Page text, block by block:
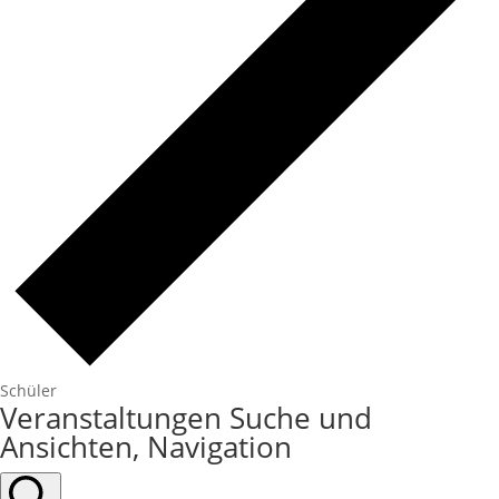
Schüler
Veranstaltungen
für
26.
Veranstaltungen Suche und
Ansichten, Navigation